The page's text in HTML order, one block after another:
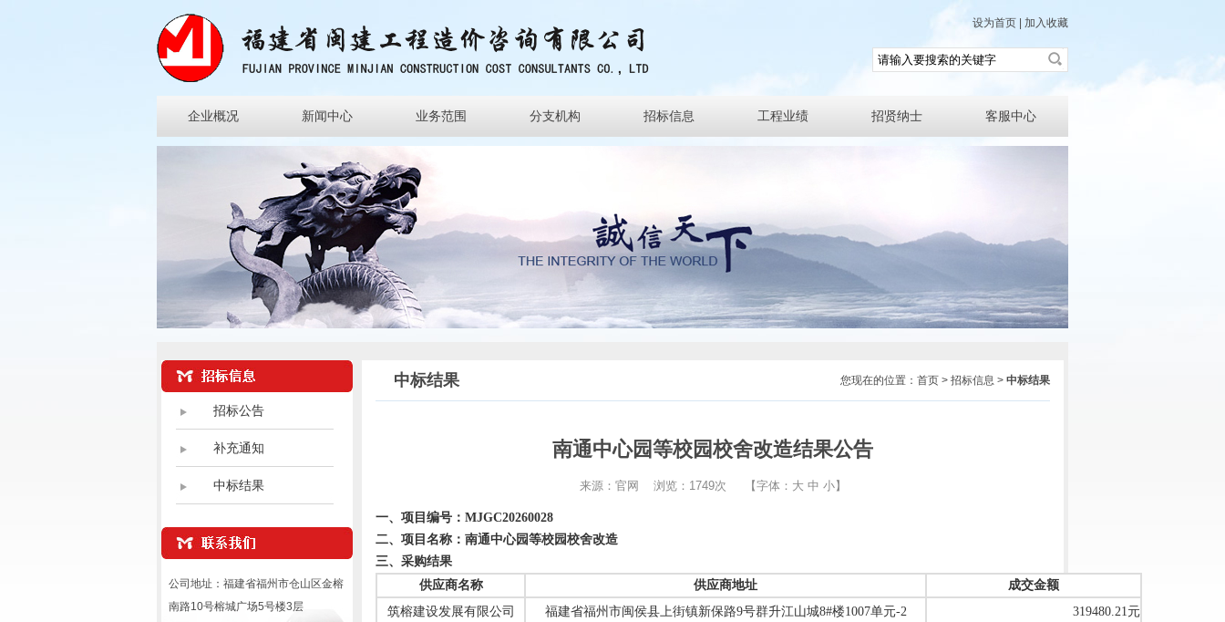
设为首页 加入收藏
客服中心
招贤纳士
工程业绩
招标信息
分支机构
业务范围
新闻中心
企业概况
招标公告
补充通知
中标结果
公司地址：福建省福州市仓山区金榕
南路10号榕城广场5号楼3层
中标结果 您现在的位置：首页 > 招标信息 > 中标结果
南通中心园等校园校舍改造结果公告
来源：官网 浏览：1749次 【字体： 大 中 小】
一、项目编号： MJGC20260028
二、项目名称： 南通中心园等校园校舍改造
三、采购结果
供应商名称
供应商地址
成交金额
筑榕建设发展有限公司
福建省福州市闽侯县上街镇新保路9号群升江山城8#楼1007单元-2
319480.21元